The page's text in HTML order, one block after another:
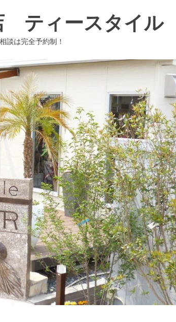
ティースタイル
談は完全予約制！